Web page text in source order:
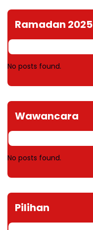
Ramadan 2025
No posts found.
Wawancara
No posts found.
Pilihan